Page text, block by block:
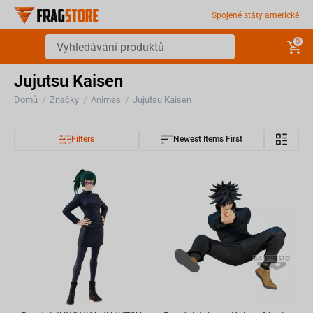
Spojené státy americké
0
Jujutsu Kaisen
Domů / Značky / Animes / Jujutsu Kaisen
Filters Newest Items First